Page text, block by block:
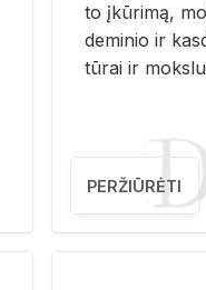
to įkū­ri­mą,
de­mi­nio ir
tū­rai ir
PERŽIŪRĖTI